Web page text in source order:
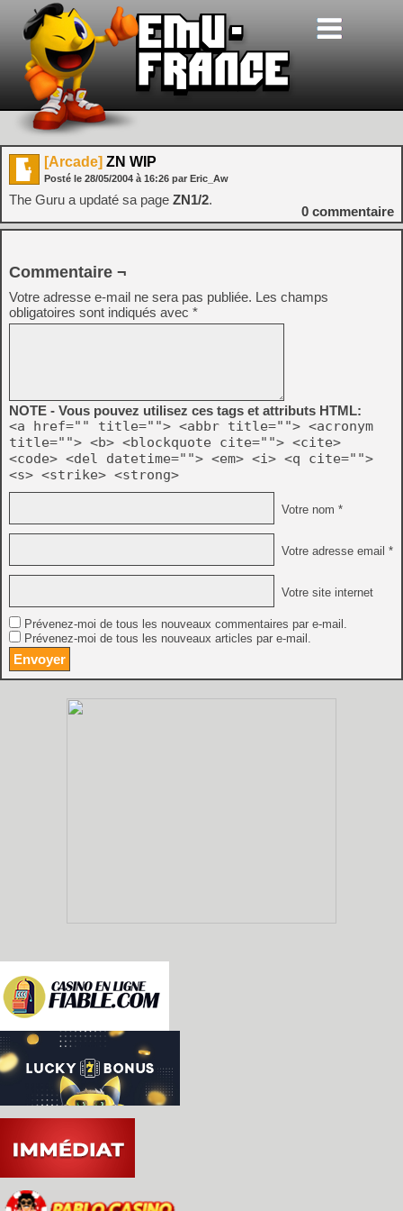
[Arcade] ZN WIP
Posté le 28/05/2004 à 16:26 par Eric_Aw
The Guru a updaté sa page ZN1/2.
0 commentaire
Commentaire ¬
Votre adresse e-mail ne sera pas publiée. Les champs
obligatoires sont indiqués avec *
NOTE - Vous pouvez utilisez ces tags et attributs HTML:
<a href="" title=""> <abbr title=""> <acronym
title=""> <b> <blockquote cite=""> <cite>
<code> <del datetime=""> <em> <i> <q cite="">
<s> <strike> <strong>
Votre nom *
Votre adresse email *
Votre site internet
Prévenez-moi de tous les nouveaux commentaires par e-mail.
Prévenez-moi de tous les nouveaux articles par e-mail.